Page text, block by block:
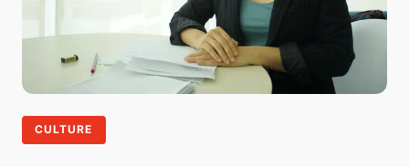
CULTURE